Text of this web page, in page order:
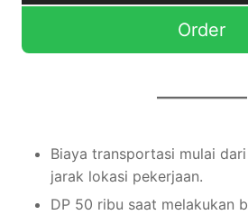
Order
Biaya transportasi mulai
jarak lokasi pekerjaan.
DP 50 ribu saat melakukan